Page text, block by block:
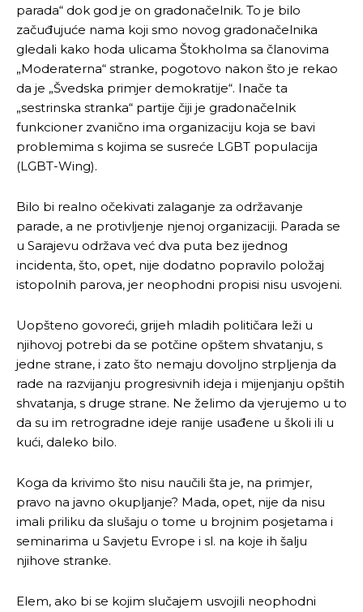
Pusti priču da živi!
Ovim putem želimo da vam se zahvalimo što ste
odlučili da pustite Vašu priču da živi, Redakcija
Objavi.ba
Pusti priču da živi!
Ovim putem želimo da vam se zahvalimo što ste
odlučili da pustite Vašu priču da živi, Redakcija
Objavi.ba
parada“ dok god je on gradonačelnik. To je bilo
začuđujuće nama koji smo novog gradonačelnika
gledali kako hoda ulicama Štokholma sa članovima
„Moderaterna“ stranke, pogotovo nakon što je rekao
da je „Švedska primjer demokratije“. Inače ta
„sestrinska stranka“ partije čiji je gradonačelnik
funkcioner zvanično ima organizaciju koja se bavi
problemima s kojima se susreće LGBT populacija
(LGBT-Wing).
Bilo bi realno očekivati zalaganje za održavanje
parade, a ne protivljenje njenoj organizaciji. Parada se
u Sarajevu održava već dva puta bez ijednog
incidenta, što, opet, nije dodatno popravilo položaj
istopolnih parova, jer neophodni propisi nisu usvojeni.
Uopšteno govoreći, grijeh mladih političara leži u
njihovoj potrebi da se potčine opštem shvatanju, s
jedne strane, i zato što nemaju dovoljno strpljenja da
rade na razvijanju progresivnih ideja i mijenjanju opštih
shvatanja, s druge strane. Ne želimo da vjerujemo u to
da su im retrogradne ideje ranije usađene u školi ili u
kući, daleko bilo.
Koga da krivimo što nisu naučili šta je, na primjer,
pravo na javno okupljanje? Mada, opet, nije da nisu
imali priliku da slušaju o tome u brojnim posjetama i
seminarima u Savjetu Evrope i sl. na koje ih šalju
njihove stranke.
Elem, ako bi se kojim slučajem usvojili neophodni